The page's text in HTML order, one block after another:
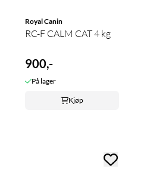
Royal Canin
RC-F CALM CAT 4 kg
900,-
På lager
Kjøp